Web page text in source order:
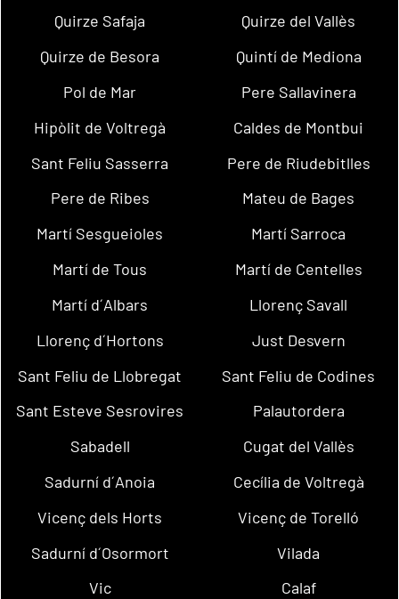
Quirze Safaja
Quirze del Vallès
Quirze de Besora
Quintí de Mediona
Pol de Mar
Pere Sallavinera
Hipòlit de Voltregà
Caldes de Montbui
Sant Feliu Sasserra
Pere de Riudebitlles
Pere de Ribes
Mateu de Bages
Martí Sesgueioles
Martí Sarroca
Martí de Tous
Martí de Centelles
Martí d´Albars
Llorenç Savall
Llorenç d´Hortons
Just Desvern
Sant Feliu de Llobregat
Sant Feliu de Codines
Sant Esteve Sesrovires
Palautordera
Sabadell
Cugat del Vallès
Sadurní d´Anoia
Cecília de Voltregà
Vicenç dels Horts
Vicenç de Torelló
Sadurní d´Osormort
Vilada
Vic
Calaf